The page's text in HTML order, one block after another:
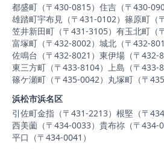
都盛町（〒430-0815） 住吉（〒430-
雄踏町宇布見（〒431-0102） 篠原町（
笠井新田町（〒431-3105） 有玉北町（
富塚町（〒432-8002） 城北（〒432-
佐鳴台（〒432-8021） 東伊場（〒432-
東三方町（〒433-8104）
上島（〒433-
篠ケ瀬町（〒435-0042） 丸塚町（〒
浜松市浜名区
引佐町金指（〒431-2213） 根堅（〒
西美薗（〒434-0033） 貴布祢（〒434-
平口（〒434-0041）